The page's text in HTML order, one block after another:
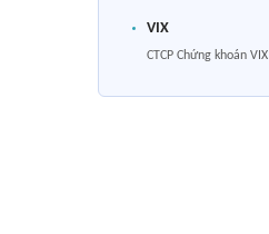
VIX
CTCP Chứng khoán VIX